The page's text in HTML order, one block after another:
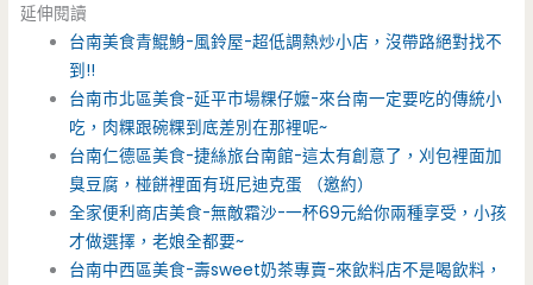
延伸閱讀
台南美食青鯤鯓-風鈴屋-超低調熱炒小店，沒帶路絕對找不
到!!
台南市北區美食-延平市場粿仔嬤-來台南一定要吃的傳統小
吃，肉粿跟碗粿到底差別在那裡呢~
台南仁德區美食-捷絲旅台南館-這太有創意了，刈包裡面加
臭豆腐，椪餅裡面有班尼迪克蛋 （邀約）
全家便利商店美食-無敵霜沙-一杯69元給你兩種享受，小孩
才做選擇，老娘全都要~
台南中西區美食-壽sweet奶茶專賣-來飲料店不是喝飲料，